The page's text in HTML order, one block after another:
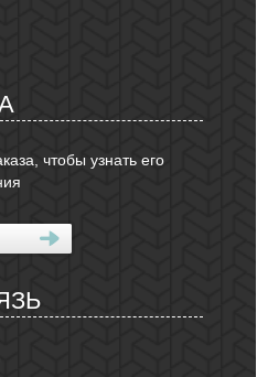
чтобы узнать его